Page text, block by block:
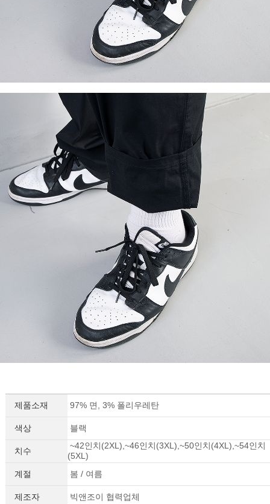
제품소재 97% 면, 3% 폴리우레탄
색상 블랙
치수
~42인치(2XL),~46인치(3XL),~50인치(4XL),~54인치
(5XL)
계절
봄 / 여름
제조자 빅앤조이 협력업체